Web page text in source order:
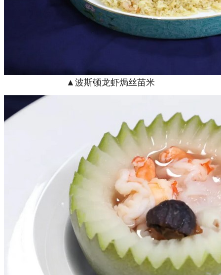
▲波斯顿龙虾焗丝苗米